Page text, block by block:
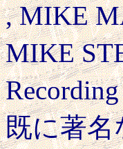
, MIKE
MIKE
既に著名